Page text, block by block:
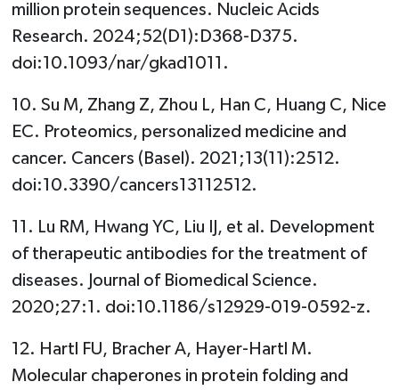
million protein sequences. Nucleic Acids
Research. 2024;52(D1):D368-D375.
doi:10.1093/nar/gkad1011.
10. Su M, Zhang Z, Zhou L, Han C, Huang C, Nice
EC. Proteomics, personalized medicine and
cancer. Cancers (Basel). 2021;13(11):2512.
doi:10.3390/cancers13112512.
11. Lu RM, Hwang YC, Liu IJ, et al. Development
of therapeutic antibodies for the treatment of
diseases. Journal of Biomedical Science.
2020;27:1. doi:10.1186/s12929-019-0592-z.
12. Hartl FU, Bracher A, Hayer-Hartl M.
Molecular chaperones in protein folding and